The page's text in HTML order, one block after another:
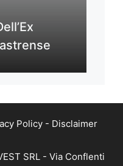
Policy - Disclaimer
SRL - Via Conflenti